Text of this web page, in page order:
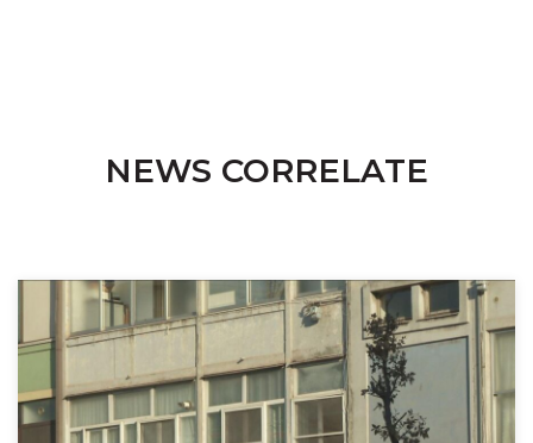
NEWS CORRELATE